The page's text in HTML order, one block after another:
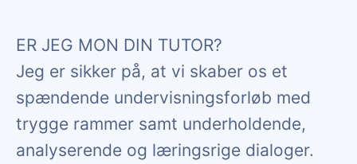
ER JEG MON DIN TUTOR?
Jeg er sikker på, at vi skaber os et
spændende undervisningsforløb med
trygge rammer samt underholdende,
analyserende og læringsrige dialoger.